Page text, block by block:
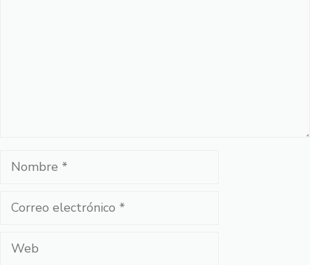
Nombre
Correo
Web